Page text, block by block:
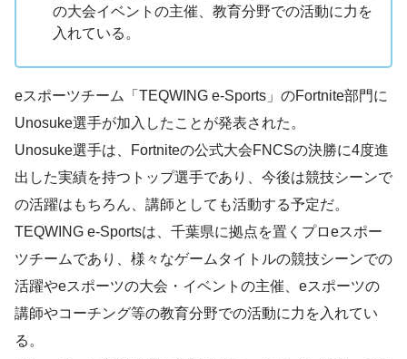
の大会イベントの主催、教育分野での活動に力を
入れている。
eスポーツチーム「TEQWING e-Sports」のFortnite部門に
Unosuke選手が加入したことが発表された。
Unosuke選手は、Fortniteの公式大会FNCSの決勝に4度進
出した実績を持つトップ選手であり、今後は競技シーンで
の活躍はもちろん、講師としても活動する予定だ。
TEQWING e-Sportsは、千葉県に拠点を置くプロeスポー
ツチームであり、様々なゲームタイトルの競技シーンでの
活躍やeスポーツの大会・イベントの主催、eスポーツの
講師やコーチング等の教育分野での活動に力を入れてい
る。